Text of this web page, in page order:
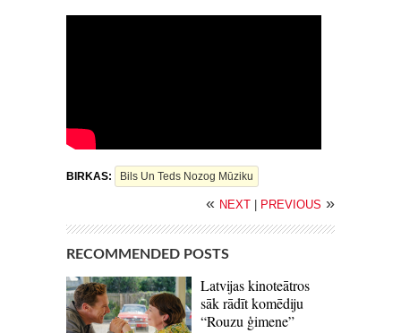
BIRKAS: Bils Un Teds Nozog Mūziku
« NEXT PREVIOUS »
RECOMMENDED POSTS
Latvijas kinoteātros
sāk rādīt komēdiju
“Rouzu ģimene”